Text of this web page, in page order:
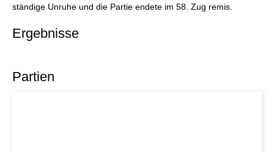
ständige Unruhe und die Partie endete im 58. Zug remis.
Ergebnisse
Partien